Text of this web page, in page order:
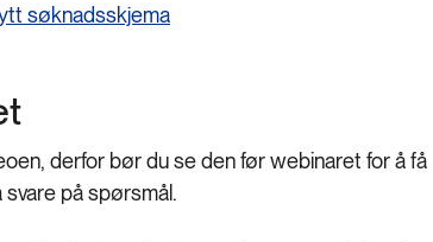
søknadsskjema
derfor bør du se den før webinaret for å få
på spørsmål.